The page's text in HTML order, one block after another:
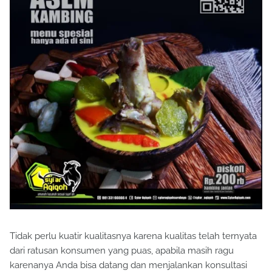
Tidak perlu kuatir kualitasnya karena kualitas telah ternyata
dari ratusan konsumen yang puas, apabila masih ragu
karenanya Anda bisa datang dan menjalankan konsultasi